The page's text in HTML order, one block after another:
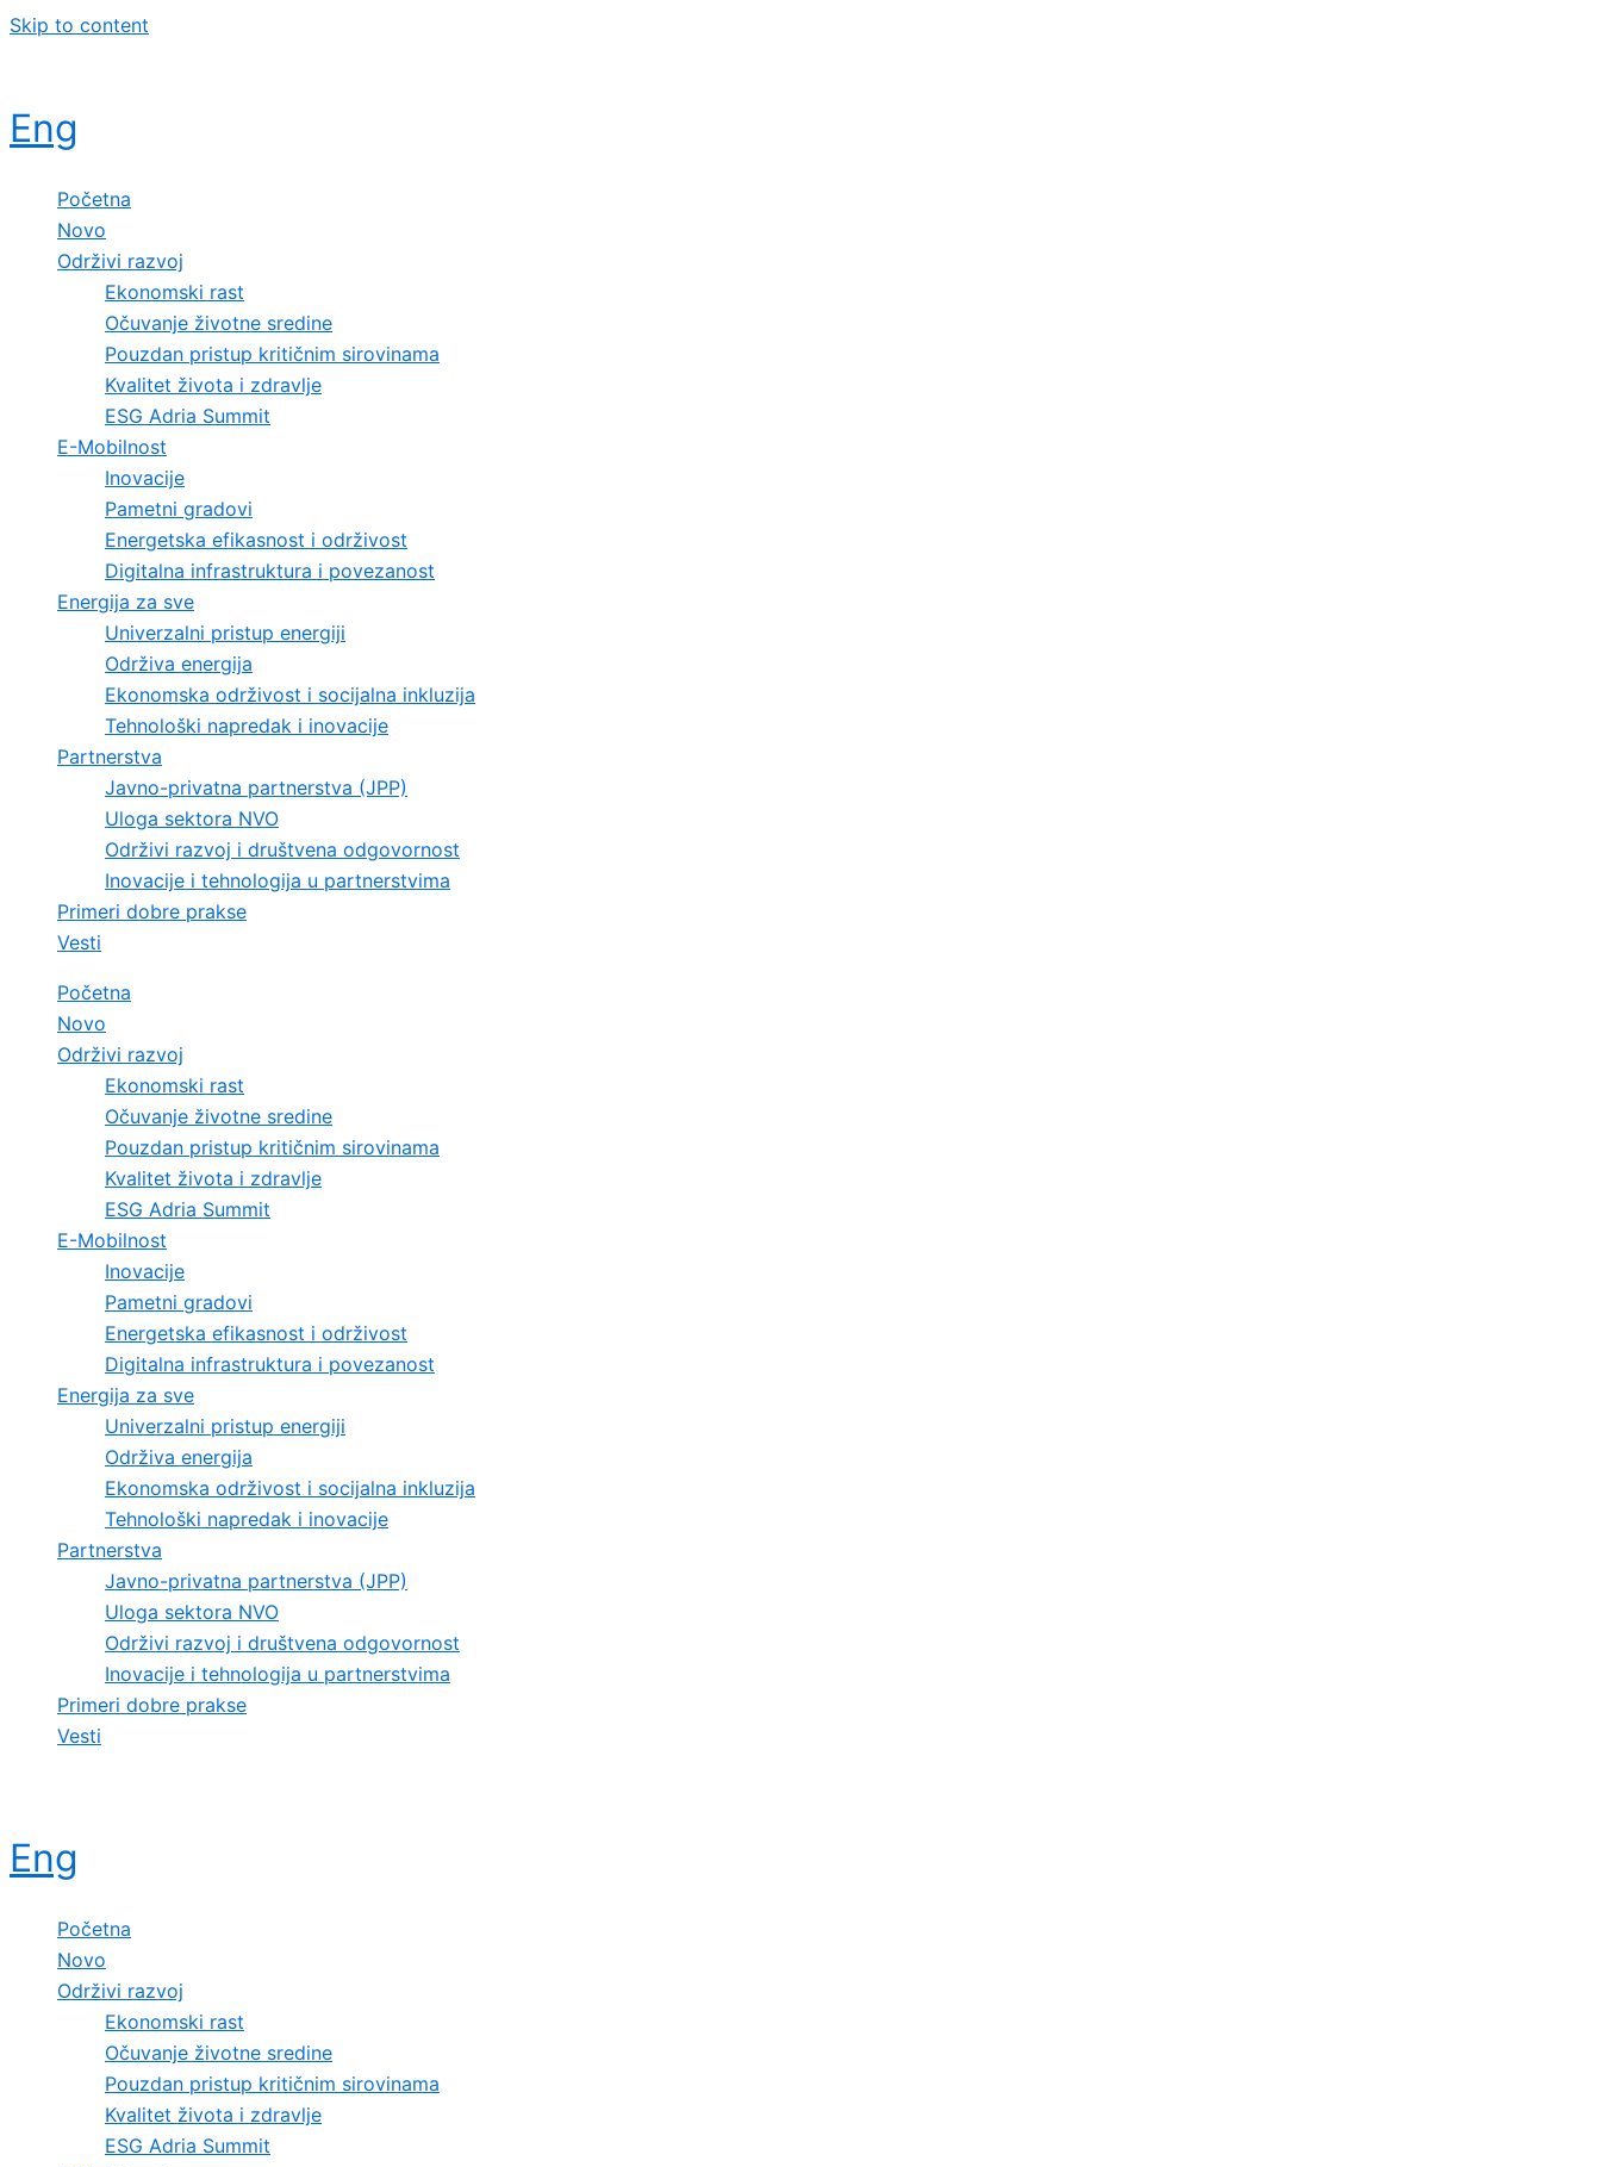
Skip to content
Eng
Početna
Novo
Održivi razvoj
Ekonomski rast
Očuvanje životne sredine
Pouzdan pristup kritičnim sirovinama
Kvalitet života i zdravlje
ESG Adria Summit
E-Mobilnost
Inovacije
Pametni gradovi
Energetska efikasnost i održivost
Digitalna infrastruktura i povezanost
Energija za sve
Univerzalni pristup energiji
Održiva energija
Ekonomska održivost i socijalna inkluzija
Tehnološki napredak i inovacije
Partnerstva
Javno-privatna partnerstva (JPP)
Uloga sektora NVO
Održivi razvoj i društvena odgovornost
Inovacije i tehnologija u partnerstvima
Primeri dobre prakse
Vesti
Početna
Novo
Održivi razvoj
Ekonomski rast
Očuvanje životne sredine
Pouzdan pristup kritičnim sirovinama
Kvalitet života i zdravlje
ESG Adria Summit
E-Mobilnost
Inovacije
Pametni gradovi
Energetska efikasnost i održivost
Digitalna infrastruktura i povezanost
Energija za sve
Univerzalni pristup energiji
Održiva energija
Ekonomska održivost i socijalna inkluzija
Tehnološki napredak i inovacije
Partnerstva
Javno-privatna partnerstva (JPP)
Uloga sektora NVO
Održivi razvoj i društvena odgovornost
Inovacije i tehnologija u partnerstvima
Primeri dobre prakse
Vesti
Eng
Početna
Novo
Održivi razvoj
Ekonomski rast
Očuvanje životne sredine
Pouzdan pristup kritičnim sirovinama
Kvalitet života i zdravlje
ESG Adria Summit